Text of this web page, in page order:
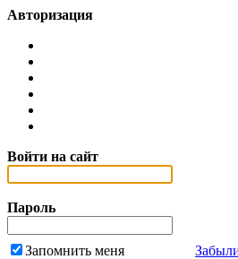
Авторизация
Войти на сайт
Пароль
Запомнить меня